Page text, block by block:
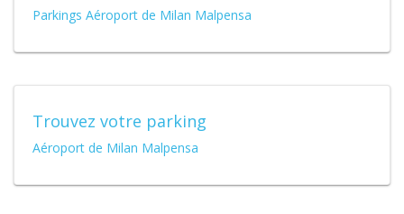
Parkings Aéroport de Milan Malpensa
Trouvez votre parking
Aéroport de Milan Malpensa